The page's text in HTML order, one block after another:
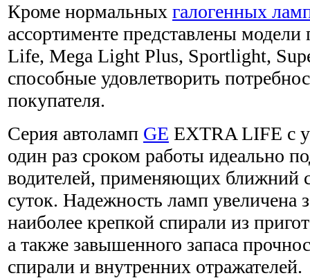
Кроме нормальных галогенных
ассортименте представлены
Life, Mega Light Plus, Sportlight,
способные удовлетворить
покупателя.
Серия автоламп GE EXTRA LIFE с
один раз сроком работы идеально
водителей, применяющих ближний
суток. Надежность ламп увеличена
наиболее крепкой спирали из
а также завышенного запаса
спирали и внутренних отражателей.